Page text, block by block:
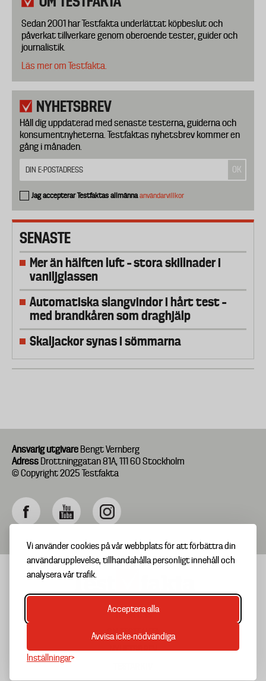
Vi använder cookies på vår webbplats för att förbättra din
användarupplevelse, tillhandahålla personligt innehåll och
analysera vår trafik.
Acceptera alla
Avvisa icke-nödvändiga
Inställningar
Sedan 2001 har Testfakta underlättat köpbeslut och
påverkat tillverkare genom oberoende tester, guider och
journalistik.
Läs mer om Testfakta.
NYHETSBREV
Håll dig uppdaterad med senaste testerna, guiderna och
konsumentnyheterna. Testfaktas nyhetsbrev kommer en
gång i månaden.
Jag accepterar Testfaktas allmännaanvändarvillkor
SENASTE
Mer än hälften luft – stora skillnader i
vaniljglassen
Automatiska slangvindor i hårt test –
med brandkåren som draghjälp
Skaljackor synas i sömmarna
Ansvarig utgivare Bengt Vernberg
Adress Drottninggatan 81A, 111 60 Stockholm
© Copyright 2025 Testfakta
Footer
menu
TIPSA OSS
OM TESTFAKTA
NYHETSBREV